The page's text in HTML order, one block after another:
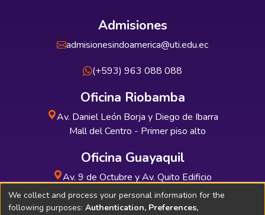
Admisiones
admisionesindoamerica@uti.edu.ec
(+593) 963 088 088
Oficina Riobamba
Av. Daniel León Borja y Diego de Ibarra
Mall del Centro - Primer piso alto
Oficina Guayaquil
Av. 9 de Octubre y Av. Quito Edificio
INDUAUTO - Planta baja
We collect and process your personal information for the
following purposes: Authentication, Preferences,